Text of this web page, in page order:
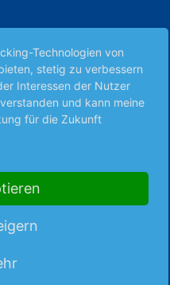
Technologien von
stetig zu verbessern
Interessen der Nutzer
und kann meine
für die Zukunft